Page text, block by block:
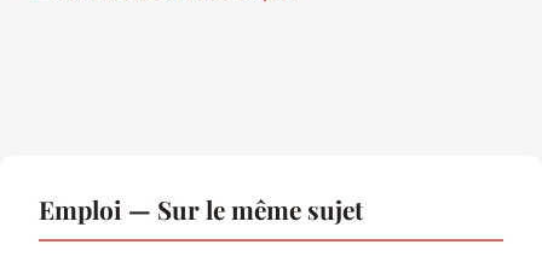
Emploi — Sur le même sujet